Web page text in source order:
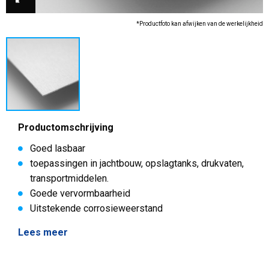
*Productfoto kan afwijken van de werkelijkheid
Productomschrijving
Goed lasbaar
toepassingen in jachtbouw, opslagtanks, drukvaten,
transportmiddelen.
Goede vervormbaarheid
Uitstekende corrosieweerstand
Lees meer